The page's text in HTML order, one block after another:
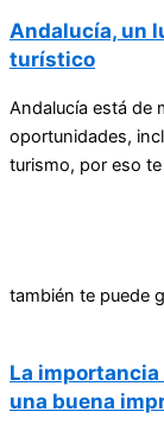
Andalucía, un
turístico
Andalucía está de
oportunidades,
turismo, por eso
también te puede
La importancia
una buena